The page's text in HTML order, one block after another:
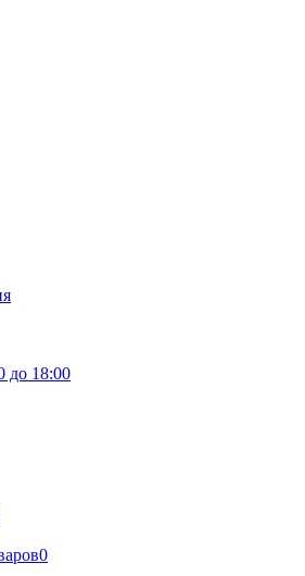
до 18:00
0